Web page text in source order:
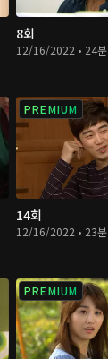
8회
12/16/2022 • 24분
PREMIUM
14회
12/16/2022 • 23분
PREMIUM